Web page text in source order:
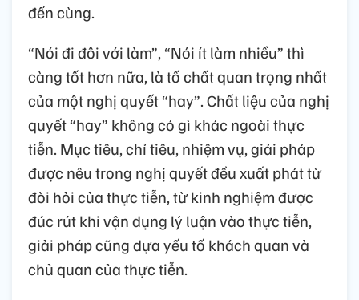
đến cùng.
“Nói đi đôi với làm”, “Nói ít làm nhiều” thì
càng tốt hơn nữa, là tố chất quan trọng nhất
của một nghị quyết “hay”. Chất liệu của nghị
quyết “hay” không có gì khác ngoài thực
tiễn. Mục tiêu, chỉ tiêu, nhiệm vụ, giải pháp
được nêu trong nghị quyết đều xuất phát từ
đòi hỏi của thực tiễn, từ kinh nghiệm được
đúc rút khi vận dụng lý luận vào thực tiễn,
giải pháp cũng dựa yếu tố khách quan và
chủ quan của thực tiễn.